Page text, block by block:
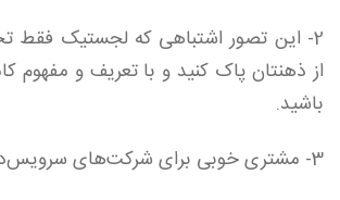
2- این تصور اشتباهی که لجستیک فقط
از ذهنتان پاک کنید و با تعریف و مفهوم
باشید.
3- مشتری خوبی برای شرکت‌های سرویس‌دهنده باشید.